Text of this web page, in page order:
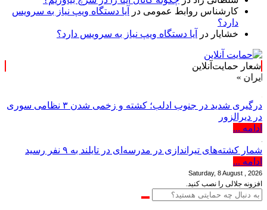
کارشناس روابط عمومی در
آیا دستگاه ویپ نیاز به سرویس
دارد؟
خشایار در آیا دستگاه ویپ نیاز به سرویس دارد؟
شعار حمایت‌آنلاین
درگیری شدید در جنوب ادلب؛ کشته و زخمی شدن ۳ نظامی سوری
در دیرالزور
ادامه ...
شمار کشته‌های تیراندازی در مدرسه‌ای در تایلند به ۹ نفر رسید
ادامه ...
Saturday, 8 August , 2026
افزونه جلالی را نصب کنید.